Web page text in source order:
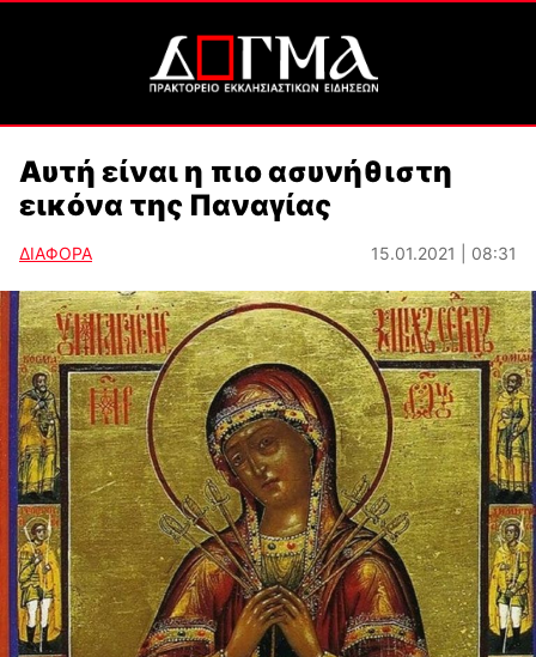
Αυτή είναι η πιο ασυνήθιστη
εικόνα της Παναγίας
ΔΙΑΦΟΡΑ 15.01.2021 | 08:31